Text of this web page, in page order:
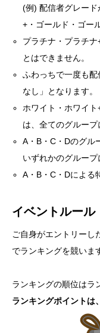
(例) 配信者グレー
+・ゴールド・ゴー
プラチナ・プラチ
とはできません。
ふわっちで一度も
なし」となります。
ホワイト・ホワイ
は、全てのグループ
A・B・C・Dのグル
いずれかのグループ
A・B・C・Dによる
イベントルール
ご自身がエントリーし
でランキングを競いま
ランキングの順位はラ
ランキングポイントは